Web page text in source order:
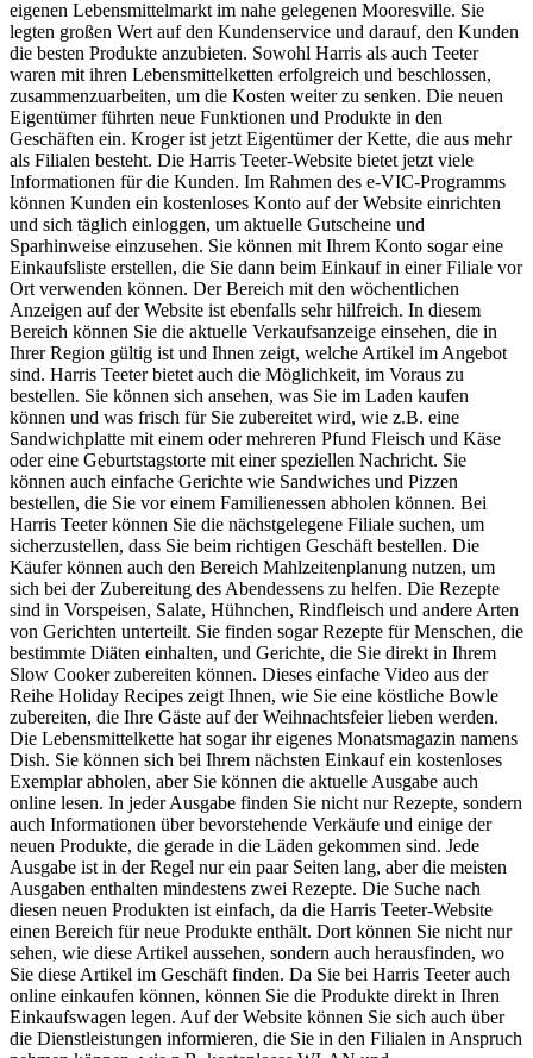
eigenen Lebensmittelmarkt im nahe gelegenen Mooresville. Sie
legten großen Wert auf den Kundenservice und darauf, den Kunden
die besten Produkte anzubieten. Sowohl Harris als auch Teeter
waren mit ihren Lebensmittelketten erfolgreich und beschlossen,
zusammenzuarbeiten, um die Kosten weiter zu senken. Die neuen
Eigentümer führten neue Funktionen und Produkte in den
Geschäften ein. Kroger ist jetzt Eigentümer der Kette, die aus mehr
als Filialen besteht. Die Harris Teeter-Website bietet jetzt viele
Informationen für die Kunden. Im Rahmen des e-VIC-Programms
können Kunden ein kostenloses Konto auf der Website einrichten
und sich täglich einloggen, um aktuelle Gutscheine und
Sparhinweise einzusehen. Sie können mit Ihrem Konto sogar eine
Einkaufsliste erstellen, die Sie dann beim Einkauf in einer Filiale vor
Ort verwenden können. Der Bereich mit den wöchentlichen
Anzeigen auf der Website ist ebenfalls sehr hilfreich. In diesem
Bereich können Sie die aktuelle Verkaufsanzeige einsehen, die in
Ihrer Region gültig ist und Ihnen zeigt, welche Artikel im Angebot
sind. Harris Teeter bietet auch die Möglichkeit, im Voraus zu
bestellen. Sie können sich ansehen, was Sie im Laden kaufen
können und was frisch für Sie zubereitet wird, wie z.B. eine
Sandwichplatte mit einem oder mehreren Pfund Fleisch und Käse
oder eine Geburtstagstorte mit einer speziellen Nachricht. Sie
können auch einfache Gerichte wie Sandwiches und Pizzen
bestellen, die Sie vor einem Familienessen abholen können. Bei
Harris Teeter können Sie die nächstgelegene Filiale suchen, um
sicherzustellen, dass Sie beim richtigen Geschäft bestellen. Die
Käufer können auch den Bereich Mahlzeitenplanung nutzen, um
sich bei der Zubereitung des Abendessens zu helfen. Die Rezepte
sind in Vorspeisen, Salate, Hühnchen, Rindfleisch und andere Arten
von Gerichten unterteilt. Sie finden sogar Rezepte für Menschen, die
bestimmte Diäten einhalten, und Gerichte, die Sie direkt in Ihrem
Slow Cooker zubereiten können. Dieses einfache Video aus der
Reihe Holiday Recipes zeigt Ihnen, wie Sie eine köstliche Bowle
zubereiten, die Ihre Gäste auf der Weihnachtsfeier lieben werden.
Die Lebensmittelkette hat sogar ihr eigenes Monatsmagazin namens
Dish. Sie können sich bei Ihrem nächsten Einkauf ein kostenloses
Exemplar abholen, aber Sie können die aktuelle Ausgabe auch
online lesen. In jeder Ausgabe finden Sie nicht nur Rezepte, sondern
auch Informationen über bevorstehende Verkäufe und einige der
neuen Produkte, die gerade in die Läden gekommen sind. Jede
Ausgabe ist in der Regel nur ein paar Seiten lang, aber die meisten
Ausgaben enthalten mindestens zwei Rezepte. Die Suche nach
diesen neuen Produkten ist einfach, da die Harris Teeter-Website
einen Bereich für neue Produkte enthält. Dort können Sie nicht nur
sehen, wie diese Artikel aussehen, sondern auch herausfinden, wo
Sie diese Artikel im Geschäft finden. Da Sie bei Harris Teeter auch
online einkaufen können, können Sie die Produkte direkt in Ihren
Einkaufswagen legen. Auf der Website können Sie sich auch über
die Dienstleistungen informieren, die Sie in den Filialen in Anspruch